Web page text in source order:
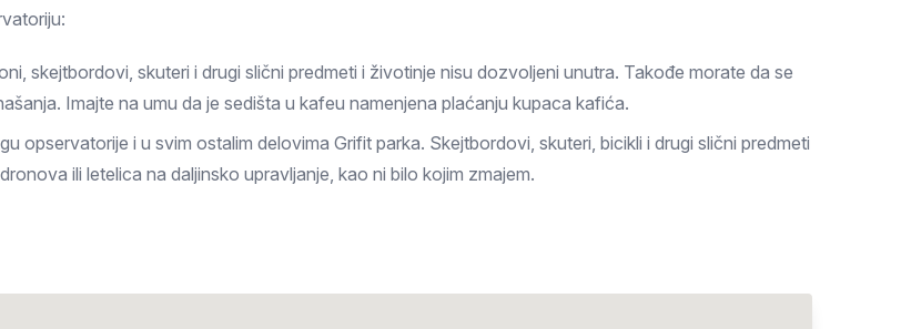
skejtbordovi, skuteri i drugi slični predmeti i životinje nisu dozvoljeni unutra. Takođe morate da se
Imajte na umu da je sedišta u kafeu namenjena plaćanju kupaca kafića.
opservatorije i u svim ostalim delovima Grifit parka. Skejtbordovi, skuteri, bicikli i drugi slični predmeti
ili letelica na daljinsko upravljanje, kao ni bilo kojim zmajem.